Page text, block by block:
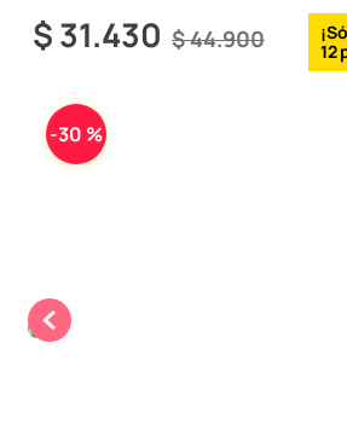
$44.900
$31.430 12
-30 %
4.
ositos cariñositos
toy story
10. llaveros